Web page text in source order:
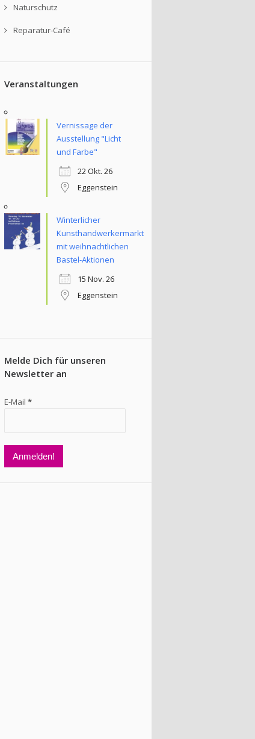
Naturschutz
Reparatur-Café
Veranstaltungen
Vernissage der
Ausstellung "Licht
und Farbe"
22 Okt. 26
Eggenstein
Winterlicher
Kunsthandwerkermarkt
mit weihnachtlichen
Bastel-Aktionen
15 Nov. 26
Eggenstein
Melde Dich für unseren
Newsletter an
E-Mail *